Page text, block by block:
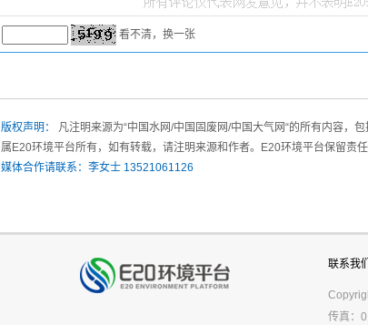
看不清，换一张
版权声明：
凡注明来源为“中国水网/中国固废网/中国大气网“的所有内容，
属E20环境平台所有，如有转载，请注明来源和作者。E20环境平台保留责任
媒体合作请联系：李女士 13521061126
联系我们
传真：